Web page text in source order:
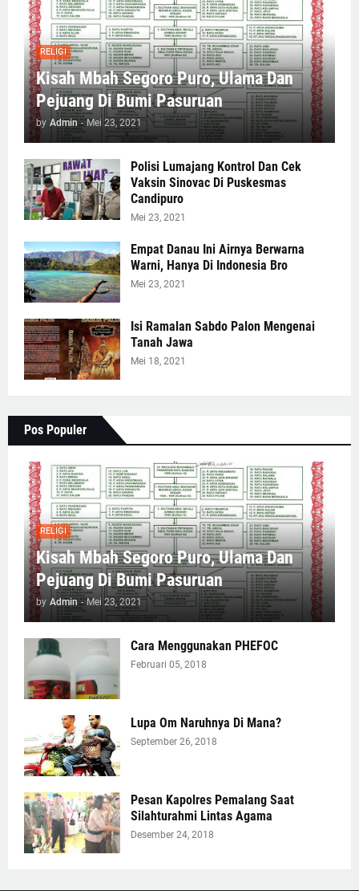
RELIGI
Kisah Mbah Segoro Puro, Ulama Dan
Pejuang Di Bumi Pasuruan
by Admin - Mei 23, 2021
Polisi Lumajang Kontrol Dan Cek
Vaksin Sinovac Di Puskesmas
Candipuro
Mei 23, 2021
Empat Danau Ini Airnya Berwarna
Warni, Hanya Di Indonesia Bro
Mei 23, 2021
Isi Ramalan Sabdo Palon Mengenai
Tanah Jawa
Mei 18, 2021
Pos Populer
RELIGI
Kisah Mbah Segoro Puro, Ulama Dan
Pejuang Di Bumi Pasuruan
by Admin - Mei 23, 2021
Cara Menggunakan PHEFOC
Februari 05, 2018
Lupa Om Naruhnya Di Mana?
September 26, 2018
Pesan Kapolres Pemalang Saat
Silahturahmi Lintas Agama
Desember 24, 2018